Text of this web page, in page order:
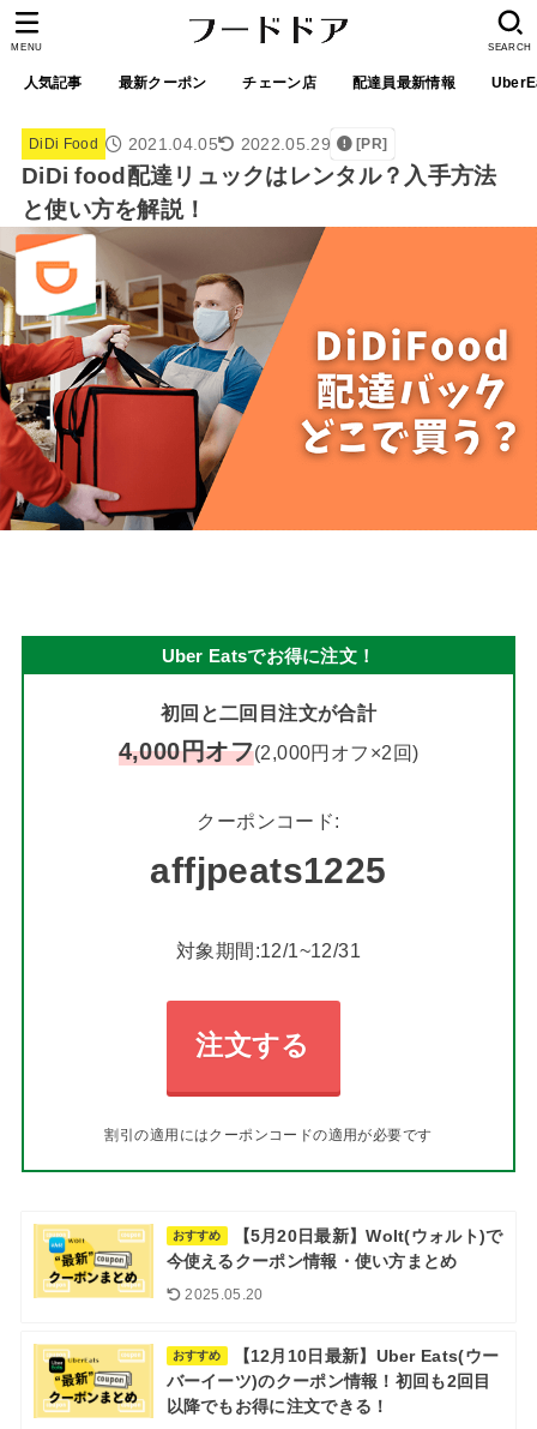
人気記事 最新クーポン チェーン店 配達員最新情報
SEARCH
MENU
DiDi Food 2021.04.05 2022.05.29 [PR]
DiDi food配達リュックはレンタル？入手方法
と使い方を解説！
Uber Eatsでお得に注文！
初回と二回目注文が合計
4,000円オフ(2,000円オフ×2回)
クーポンコード:
affjpeats1225
対象期間:12/1~12/31
注文する
割引の適用にはクーポンコードの適用が必要です
おすすめ
【5月20日最新】Wolt(ウォルト)で
今使えるクーポン情報・使い方まとめ
2025.05.20
おすすめ
【12月10日最新】Uber Eats(ウー
バーイーツ)のクーポン情報！初回も2回目
以降でもお得に注文できる！